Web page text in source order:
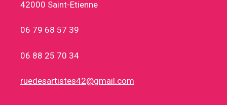
42000 Saint-Etienne
06 79 68 57 39
06 88 25 70 34
ruedesartistes42@gmail.com